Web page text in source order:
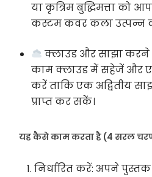
या कृत्रिम बुद्धिमत्ता को
कस्टम कवर कला उत्पन्न
क्लाउड और साझा करने
काम क्लाउड में सहेजें और
करें ताकि एक अद्वितीय
प्राप्त कर सकें।
यह कैसे काम करता है (4 सरल
निर्धारित करें: अपने पुस्तक